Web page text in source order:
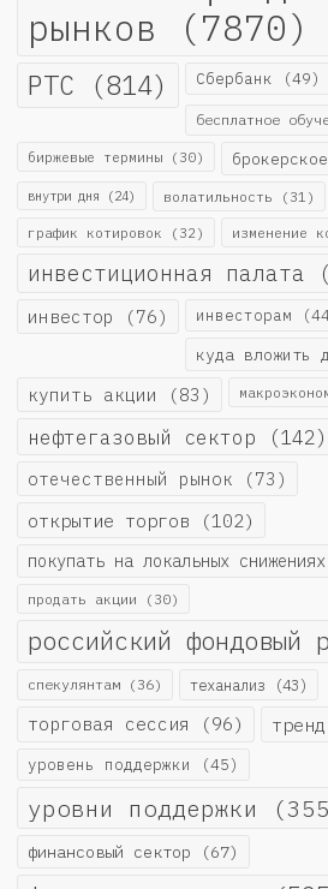
рынков (7870)
РТС (814) Сбербанк (49)
бесплатное
биржевые термины (30)
внутри дня (24) волатильность (31)
график котировок (32) изменение
инвестиционная палата
инвестор (76) инвесторам
куда вложить
купить акции (83)
нефтегазовый сектор (142)
отечественный рынок (73)
открытие торгов (102)
покупать на локальных снижениях
продать акции (30)
российский фондовый
спекулянтам (36) теханализ (43)
торговая сессия (96) тренд
уровень поддержки (45)
уровни поддержки
финансовый сектор (67)